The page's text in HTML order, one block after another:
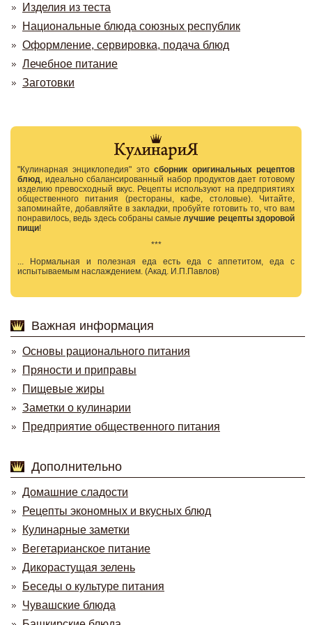
Изделия из теста
Национальные блюда союзных республик
Оформление, сервировка, подача блюд
Лечебное питание
Заготовки
"Кулинарная энциклопедия" этосборник оригинальных рецептов
блюд, идеально сбалансированный набор продуктов дает готовому
изделию превосходный вкус. Рецепты используют на предприятиях
общественного питания (рестораны, кафе, столовые). Читайте,
запоминайте, добавляйте в закладки, пробуйте готовить то, что вам
понравилось, ведь здесь собраны самыелучшие рецепты здоровой
пищи!
***
... Нормальная и полезная еда есть еда с аппетитом, еда с
испытываемым наслаждением. (Акад. И.П.Павлов)
Важная информация
Основы рационального питания
Пряности и приправы
Пищевые жиры
Заметки о кулинарии
Предприятие общественного питания
Дополнительно
Домашние сладости
Рецепты экономных и вкусных блюд
Кулинарные заметки
Вегетарианское питание
Дикорастущая зелень
Беседы о культуре питания
Чувашские блюда